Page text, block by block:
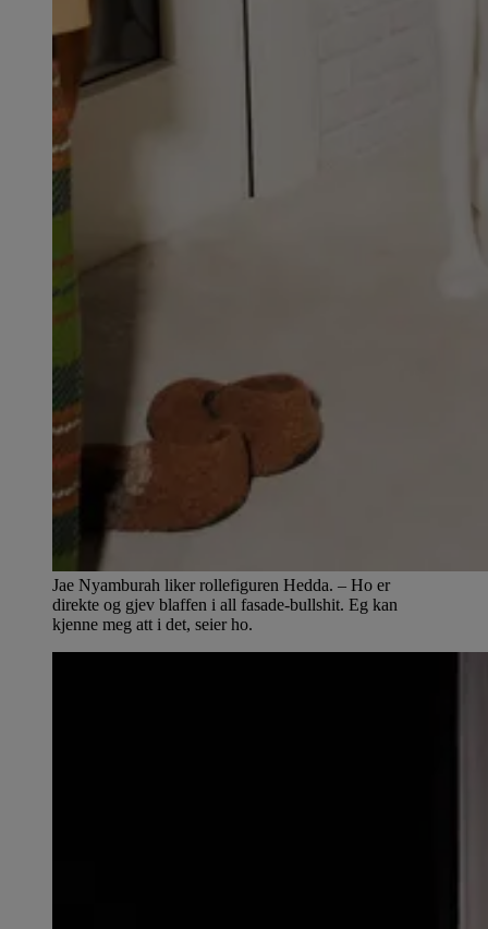
Jae Nyamburah liker rollefiguren Hedda. – Ho er
direkte og gjev blaffen i all fasade-bullshit. Eg kan
kjenne meg att i det, seier ho.